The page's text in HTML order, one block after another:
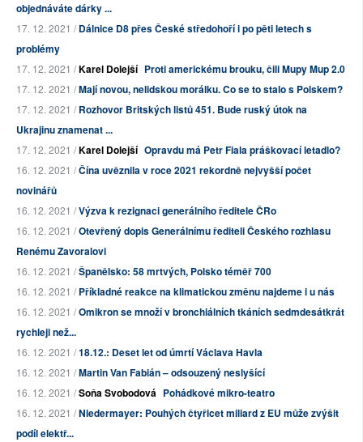
objednáváte dárky ...
17. 12. 2021 /Dálnice D8 přes České středohoří i po pěti letech s
problémy
17. 12. 2021 /Karel Dolejší Proti americkému brouku, čili Mupy Mup 2.0
17. 12. 2021 /Mají novou, nelidskou morálku. Co se to stalo s Polskem?
17. 12. 2021 /Rozhovor Britských listů 451. Bude ruský útok na
Ukrajinu znamenat ...
17. 12. 2021 /Karel Dolejší Opravdu má Petr Fiala práškovací letadlo?
16. 12. 2021 /Čína uvěznila v roce 2021 rekordně nejvyšší počet
novinářů
16. 12. 2021 /Výzva k rezignaci generálního ředitele ČRo
16. 12. 2021 /Otevřený dopis Generálnímu řediteli Českého rozhlasu
Renému Zavoralovi
16. 12. 2021 /Španělsko: 58 mrtvých, Polsko téměř 700
16. 12. 2021 /Příkladné reakce na klimatickou změnu najdeme i u nás
16. 12. 2021 /Omikron se množí v bronchiálních tkáních sedmdesátkrát
rychleji než...
16. 12. 2021 /18.12.: Deset let od úmrtí Václava Havla
16. 12. 2021 /Martin Van Fabián – odsouzený neslyšící
16. 12. 2021 /Soňa Svobodová Pohádkové mikro-teatro
16. 12. 2021 /Niedermayer: Pouhých čtyřicet miliard z EU může zvýšit
podíl elektř...